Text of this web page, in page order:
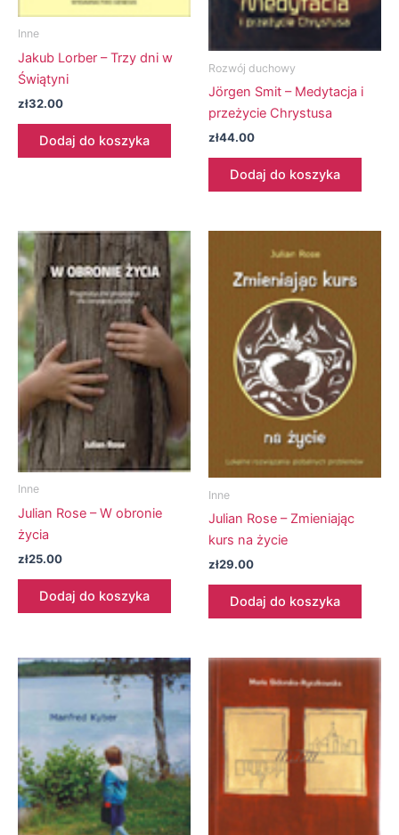
Inne
Jakub Lorber – Trzy dni w
Świątyni
zł32.00
Dodaj do koszyka
Rozwój duchowy
Jörgen Smit – Medytacja i
przeżycie Chrystusa
zł44.00
Dodaj do koszyka
Inne
Julian Rose – W obronie
życia
zł25.00
Dodaj do koszyka
Inne
Julian Rose – Zmieniając
kurs na życie
zł29.00
Dodaj do koszyka